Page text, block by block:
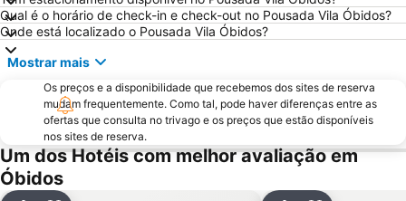
Praia d'el Rey
Campo Real Golf Course
Estação de Vila Franca de Xira
Da Foz do Arelho
Bom Sucesso
Reserva Natural das Ilhas Berlengas
Igreja Paroquial de Pataias
Praia de Pedra do Ouro
Praia Norte
Praia do Bom Sucesso
Quinta Pedagógica do Cuco
de Porto Dinheiro
Qual é o horário de check-in e check-out no Pousada Vila Óbidos?
Onde está localizado o Pousada Vila Óbidos?
Mostrar mais
Os preços e a disponibilidade que recebemos dos sites de reserva
mudam frequentemente. Como tal, pode haver diferenças entre as
ofertas que consulta no trivago e os preços que estão disponíveis
nos sites de reserva.
Um dos Hotéis com melhor avaliação em
Óbidos